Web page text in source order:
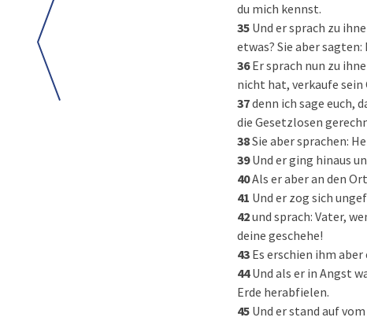
du mich kennst.
35 Und er sprach zu
etwas? Sie aber sagten:
36Er sprach nun zu
nicht hat, verkaufe sein
37denn ich sage euch,
die Gesetzlosen
38Sie aber sprachen:
39Und er ging hinaus
40Als er aber an den
41 Und er zog sich
42und sprach: Vater,
deine geschehe!
43 Es erschien ihm
44Und als er in Angst
Erde herabfielen.
45 Und er stand auf